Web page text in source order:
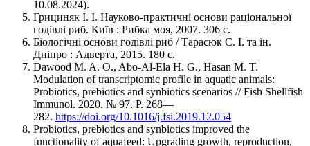
10.08.2024).
Грициняк І. І. Науково-практичні основи раціональної
годівлі риб. Київ : Рибка моя, 2007. 306 с.
Біологічні основи годівлі риб / Тарасюк С. І. та ін.
Дніпро : Адверта, 2015. 180 с.
Dawood M. A. O., Abo-Al-Ela H. G., Hasan M. T.
Modulation of transcriptomic profile in aquatic animals:
Probiotics, prebiotics and synbiotics scenarios // Fish Shellfish
Immunol. 2020. № 97. Р. 268—
282. https://doi.org/10.1016/j.fsi.2019.12.054
Probiotics, prebiotics and synbiotics improved the
functionality of aquafeed: Upgrading growth, reproduction,